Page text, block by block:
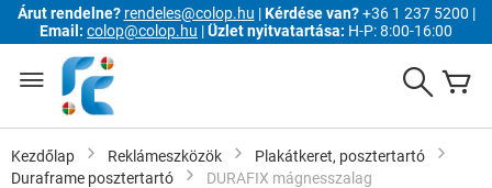
Árut rendelne? rendeles@colop.hu |Kérdése van?+36 1 237 5200 |
Email: colop@colop.hu |Üzlet nyitvatartása: H-P: 8:00-16:00
Search
Kezdőlap Reklámeszközök
Plakátkeret, posztertartó
Duraframe posztertartó
DURAFIX mágnesszalag